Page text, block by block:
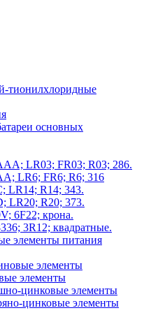
основных
LR03; FR03; R03; 286.
LR6; FR6; R6; 316
LR14; R14; 343.
LR20; R20; 373.
6F22; крона.
3R12; квадратные.
элементы питания
элементы
элементы
цинковые элементы
цинковые элементы